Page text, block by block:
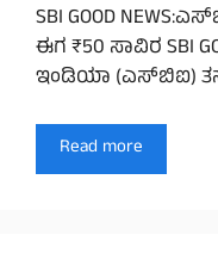
SBI GOOD
ಈಗ ₹50 ಸಾವಿರ SBI
ಇಂಡಿಯಾ (ಎಸ್‌ಬಿಐ)
Read more